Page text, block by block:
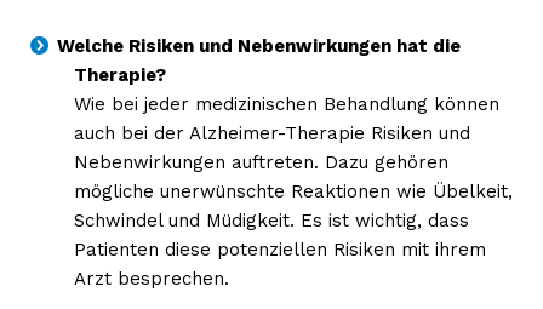
Erhalte unseren
kostenlosen Newsletter
Welche Risiken und Nebenwirkungen hat die
Therapie?
Wie bei jeder medizinischen Behandlung können
auch bei der Alzheimer-Therapie Risiken und
Nebenwirkungen auftreten. Dazu gehören
mögliche unerwünschte Reaktionen wie Übelkeit,
Schwindel und Müdigkeit. Es ist wichtig, dass
Patienten diese potenziellen Risiken mit ihrem
Arzt besprechen.